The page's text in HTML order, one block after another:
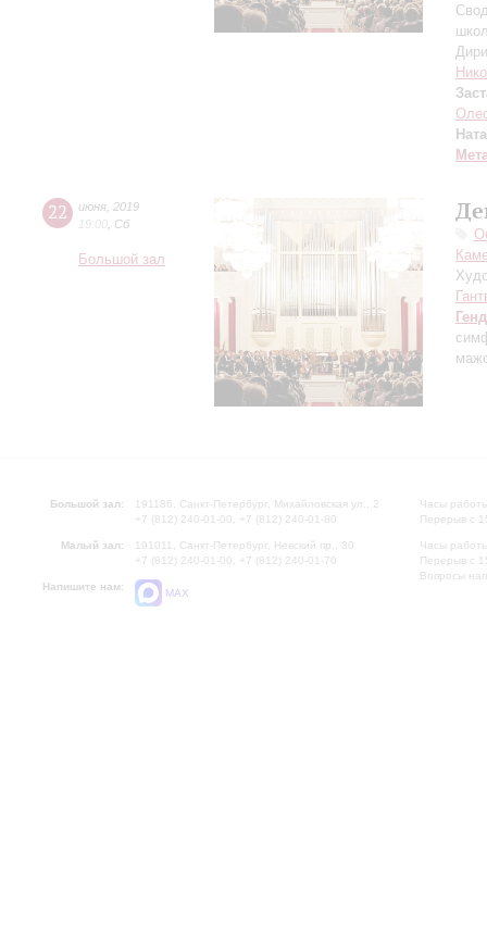
22 июня 2019
19:00
Сб
Большой зал
Большой зал:
191186, Санкт-Петербург, Михайловская ул., 2
+7 (812) 240-01-00, +7 (812) 240-01-80
Малый зал:
191011, Санкт-Петербург, Невский пр., 30
+7 (812) 240-01-00, +7 (812) 240-01-70
Напишите нам:
MAX
Часы
Перерыв с
Часы
Перерыв с
Вопросы